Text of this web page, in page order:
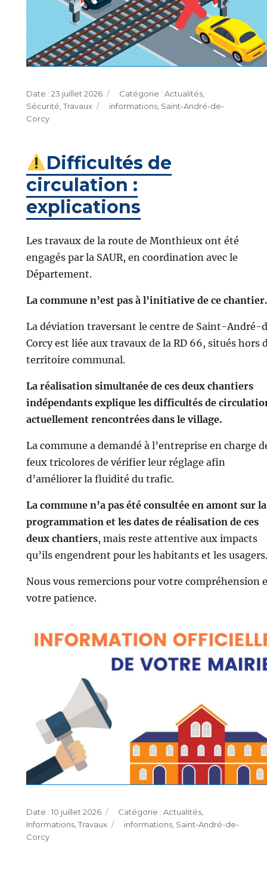
Publié
le
23 juillet 2026 Catégories
Actualités,
Sécurité Travaux Étiquettes
informations, Saint-André-de-
Corcy
Difficultés de
circulation :
explications
Les travaux de la route de Monthieux ont été
engagés par la SAUR, en coordination avec le
Département.
La commune n’est pas à l’initiative de ce chantier.
La déviation traversant le centre de Saint-André-
Corcy est liée aux travaux de la RD 66, situés hors
territoire communal.
La réalisation simultanée de ces deux chantiers
indépendants explique les difficultés de
actuellement rencontrées dans le village.
La commune a demandé à l’entreprise en charge
feux tricolores de vérifier leur réglage afin
d’améliorer la fluidité du trafic.
La commune n’a pas été consultée en amont sur la
programmation et les dates de réalisation de ces
deux chantiers, mais reste attentive aux impacts
qu’ils engendrent pour les habitants et les usagers.
Nous vous remercions pour votre compréhension
votre patience.
Publié
le
10 juillet 2026 Catégories
Actualités,
Informations, Travaux Étiquettes
informations, Saint-André-de-
Corcy